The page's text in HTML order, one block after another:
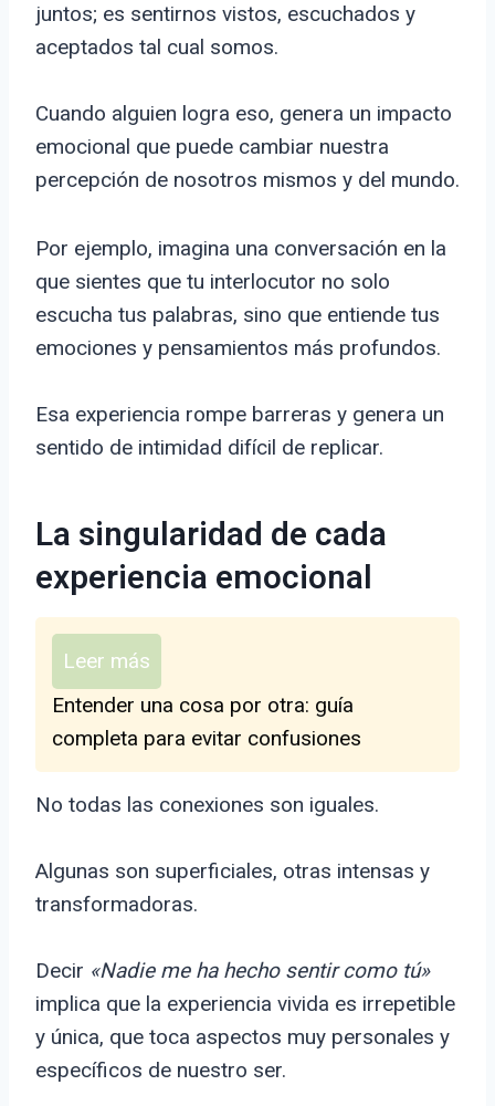
juntos; es sentirnos vistos, escuchados y
aceptados tal cual somos.
Cuando alguien logra eso, genera un impacto
emocional que puede cambiar nuestra
percepción de nosotros mismos y del mundo.
Por ejemplo, imagina una conversación en la
que sientes que tu interlocutor no solo
escucha tus palabras, sino que entiende tus
emociones y pensamientos más profundos.
Esa experiencia rompe barreras y genera un
sentido de intimidad difícil de replicar.
La singularidad de cada
experiencia emocional
Leer más
Entender una cosa por otra: guía
completa para evitar confusiones
No todas las conexiones son iguales.
Algunas son superficiales, otras intensas y
transformadoras.
Decir «Nadie me ha hecho sentir como tú»
implica que la experiencia vivida es irrepetible
y única, que toca aspectos muy personales y
específicos de nuestro ser.